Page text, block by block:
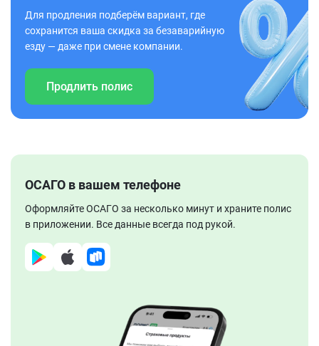
Для продления подберём вариант, где
сохранится ваша скидка за безаварийную
езду — даже при смене компании.
Продлить полис
ОСАГО в вашем телефоне
Оформляйте ОСАГО за несколько минут и храните полис
в приложении. Все данные всегда под рукой.